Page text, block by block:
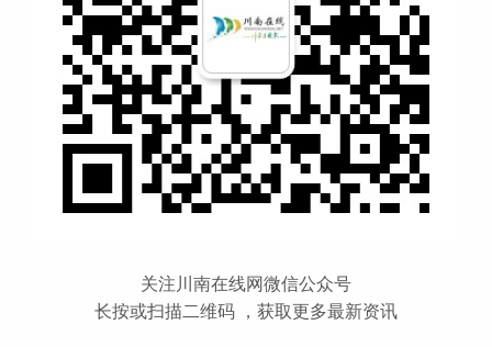
关注川南在线网微信公众号
长按或扫描二维码 ，获取更多最新资讯